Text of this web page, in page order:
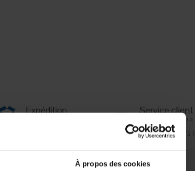
À propos des cookies
Expédition Service client
Lundi au jeudi : 9h
18h
Le vendredi jusqu'à